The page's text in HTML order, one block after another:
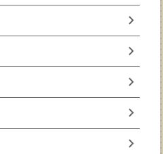
chevron_right
chevron_right
chevron_right
chevron_right
chevron_right